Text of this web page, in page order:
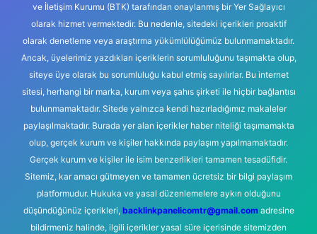
ve İletişim Kurumu (BTK) tarafından onaylanmış bir Yer Sağlayıcı
olarak hizmet vermektedir. Bu nedenle, sitedeki içerikleri proaktif
olarak denetleme veya araştırma yükümlülüğümüz bulunmamaktadır.
Ancak, üyelerimiz yazdıkları içeriklerin sorumluluğunu taşımakta olup,
siteye üye olarak bu sorumluluğu kabul etmiş sayılırlar. Bu internet
sitesi, herhangi bir marka, kurum veya şahıs şirketi ile hiçbir bağlantısı
bulunmamaktadır. Sitede yalnızca kendi hazırladığımız makaleler
paylaşılmaktadır. Burada yer alan içerikler haber niteliği taşımamakta
olup, gerçek kurum ve kişiler hakkında paylaşım yapılmamaktadır.
Gerçek kurum ve kişiler ile isim benzerlikleri tamamen tesadüfidir.
Sitemiz, kar amacı gütmeyen ve tamamen ücretsiz bir bilgi paylaşım
platformudur. Hukuka ve yasal düzenlemelere aykırı olduğunu
düşündüğünüz içerikleri, backlinkpanelicomtr@gmail.comadresine
bildirmeniz halinde, ilgili içerikler yasal süre içerisinde sitemizden